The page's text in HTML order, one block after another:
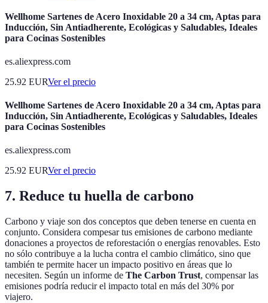
Wellhome Sartenes de Acero Inoxidable 20 a 34 cm, Aptas para
Inducción, Sin Antiadherente, Ecológicas y Saludables, Ideales
para Cocinas Sostenibles
es.aliexpress.com
25.92 EURVer el precio
Wellhome Sartenes de Acero Inoxidable 20 a 34 cm, Aptas para
Inducción, Sin Antiadherente, Ecológicas y Saludables, Ideales
para Cocinas Sostenibles
es.aliexpress.com
25.92 EURVer el precio
7. Reduce tu huella de carbono
Carbono y viaje son dos conceptos que deben tenerse en cuenta en
conjunto. Considera compesar tus emisiones de carbono mediante
donaciones a proyectos de reforestación o energías renovables. Esto
no sólo contribuye a la lucha contra el cambio climático, sino que
también te permite hacer un impacto positivo en áreas que lo
necesiten. Según un informe de The Carbon Trust, compensar las
emisiones podría reducir el impacto total en más del 30% por
viajero.